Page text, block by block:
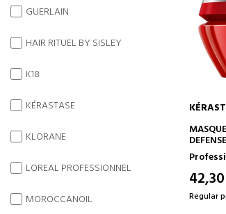
DEFENSE
Regular
GUERLAIN
HAIR RITUEL BY SISLEY
K18
KÉRASTASE
KLORANE
LOREAL PROFESSIONNEL
MOROCCANOIL